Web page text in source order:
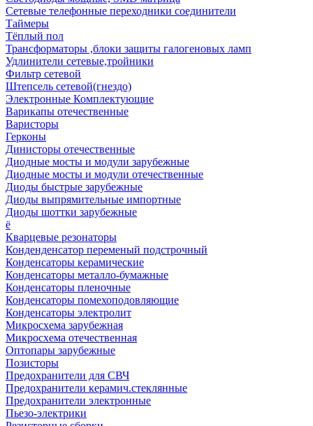
Сетевые телефонные переходники соединители
Таймеры
Тёплый пол
Трансформаторы ,блоки защиты галогеновых ламп
Удлинители сетевые,тройники
Фильтр сетевой
Штепсель сетевой(гнездо)
Электронные Комплектующие
Варикапы отечественные
Варисторы
Герконы
Динисторы отечественные
Диодные мосты и модули зарубежные
Диодные мосты и модули отечественные
Диоды быстрые зарубежные
Диоды выпрямительные импортные
Диоды шоттки зарубежные
ё
Кварцевые резонаторы
Конденденсатор переменый подстрочный
Конденсаторы керамические
Конденсаторы металло-бумажные
Конденсаторы пленочные
Конденсаторы помехоподовляющие
Конденсаторы электролит
Микросхема зарубежная
Микросхема отечественная
Оптопары зарубежные
Позисторы
Предохранители для СВЧ
Предохранители керамич.стеклянные
Предохранители электронные
Пьезо-электрики